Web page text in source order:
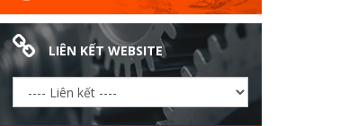
LIÊN KẾT WEBSITE